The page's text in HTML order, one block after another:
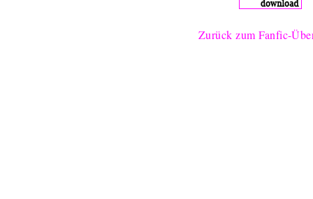
Zurück zum Fanfic-